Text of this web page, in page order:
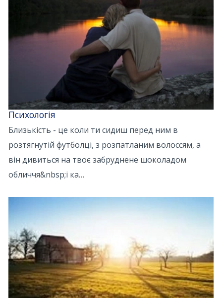
Психологія
Близькість - це коли ти сидиш перед ним в
розтягнутій футболці, з розпатланим волоссям, а
він дивиться на твоє забруднене шоколадом
обличчя&nbsp;і ка…